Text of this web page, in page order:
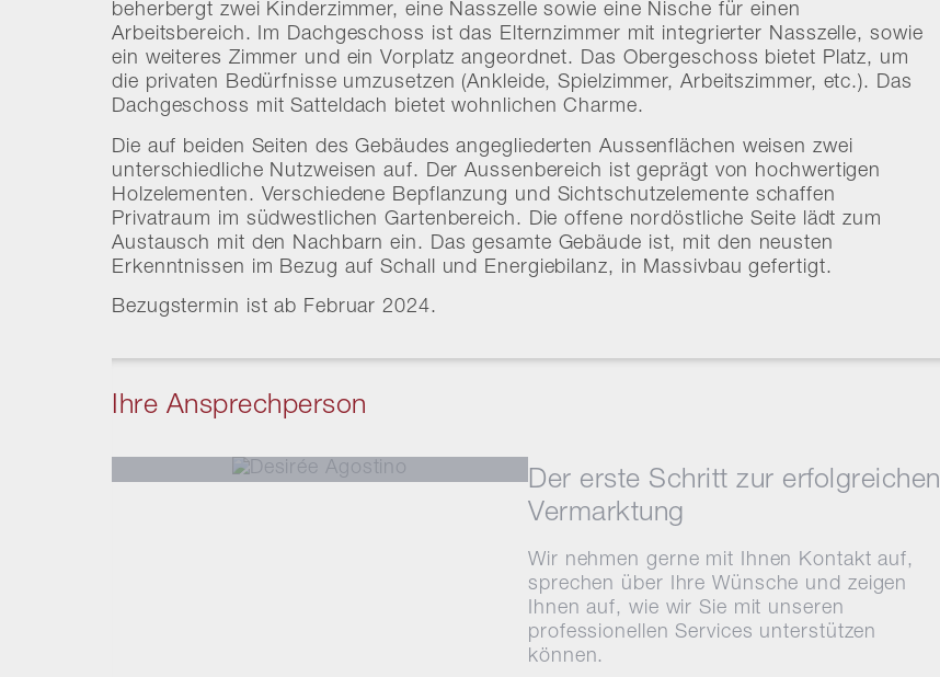
beherbergt zwei Kinderzimmer, eine Nasszelle sowie eine Nische für einen
Arbeitsbereich. Im Dachgeschoss ist das Elternzimmer mit integrierter Nasszelle, sowie
ein weiteres Zimmer und ein Vorplatz angeordnet. Das Obergeschoss bietet Platz, um
die privaten Bedürfnisse umzusetzen (Ankleide, Spielzimmer, Arbeitszimmer, etc.). Das
Dachgeschoss mit Satteldach bietet wohnlichen Charme.
Die auf beiden Seiten des Gebäudes angegliederten Aussenflächen weisen zwei
unterschiedliche Nutzweisen auf. Der Aussenbereich ist geprägt von hochwertigen
Holzelementen. Verschiedene Bepflanzung und Sichtschutzelemente schaffen
Privatraum im südwestlichen Gartenbereich. Die offene nordöstliche Seite lädt zum
Austausch mit den Nachbarn ein. Das gesamte Gebäude ist, mit den neusten
Erkenntnissen im Bezug auf Schall und Energiebilanz, in Massivbau gefertigt.
Bezugstermin ist ab Februar 2024.
Ihre Ansprechperson
Der erste Schritt zur erfolgreichen
Vermarktung
Wir nehmen gerne mit Ihnen Kontakt auf,
sprechen über Ihre Wünsche und zeigen
Ihnen auf, wie wir Sie mit unseren
professionellen Services unterstützen
können.